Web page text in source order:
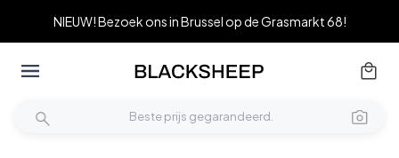
NIEUW! Bezoek ons in Brussel op de Grasmarkt 68!